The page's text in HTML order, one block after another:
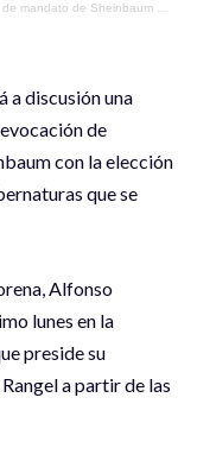
de jueces, diputados federales y gobernadores en 2027
a discusión una
de
con la elección
que se
Alfonso
lunes en la
preside su
a partir de las